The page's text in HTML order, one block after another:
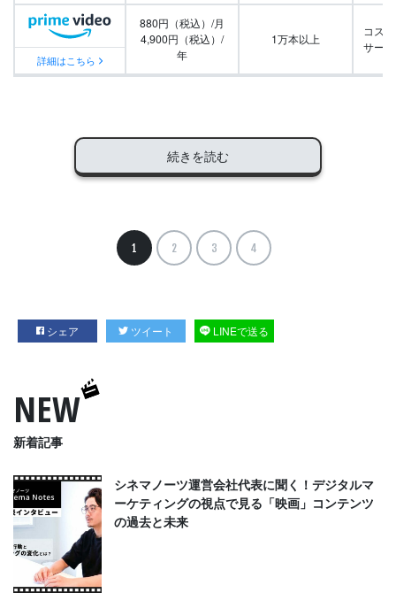
詳細はこちら
880円（税込）/月
4,900円（税込）/
年
1万本以上
コス
サー
続きを読む
1 2 3 4
シェア ツイート LINEで送る
NEW
新着記事
シネマノーツ運営会社代表に聞く！デジタルマ
ーケティングの視点で見る「映画」コンテンツ
の過去と未来